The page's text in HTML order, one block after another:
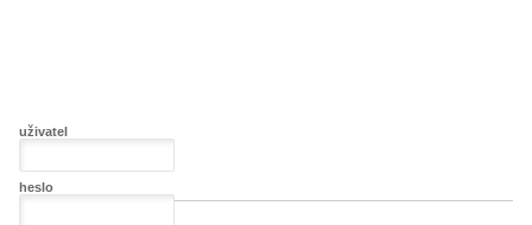
uživatel
heslo